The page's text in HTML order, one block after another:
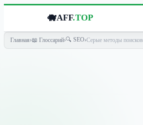
🐗AFF.TOP
Главная›📖 Глоссарий›🔍 SEO›Серые методы